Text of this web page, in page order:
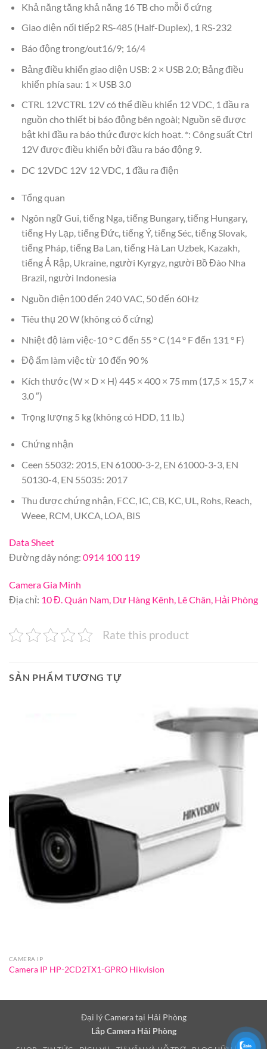
Khả năng tăng khả năng 16 TB cho mỗi ổ cứng
Giao diện nối tiếp2 RS-485 (Half-Duplex), 1 RS-232
Báo động trong/out16/9; 16/4
Bảng điều khiển giao diện USB: 2 × USB 2.0; Bảng điều
khiển phía sau: 1 × USB 3.0
CTRL 12VCTRL 12V có thể điều khiển 12 VDC, 1 đầu ra
nguồn cho thiết bị báo động bên ngoài; Nguồn sẽ được
bật khi đầu ra báo thức được kích hoạt. *: Công suất Ctrl
12V được điều khiển bởi đầu ra báo động 9.
DC 12VDC 12V 12 VDC, 1 đầu ra điện
Tổng quan
Ngôn ngữ Gui, tiếng Nga, tiếng Bungary, tiếng Hungary,
tiếng Hy Lạp, tiếng Đức, tiếng Ý, tiếng Séc, tiếng Slovak,
tiếng Pháp, tiếng Ba Lan, tiếng Hà Lan Uzbek, Kazakh,
tiếng Ả Rập, Ukraine, người Kyrgyz, người Bồ Đào Nha
Brazil, người Indonesia
Nguồn điện100 đến 240 VAC, 50 đến 60Hz
Tiêu thụ 20 W (không có ổ cứng)
Nhiệt độ làm việc-10 ° C đến 55 ° C (14 ° F đến 131 ° F)
Độ ẩm làm việc từ 10 đến 90 %
Kích thước (W × D × H) 445 × 400 × 75 mm (17,5 × 15,7 ×
3.0 ″)
Trọng lượng 5 kg (không có HDD, 11 lb.)
Chứng nhận
Ceen 55032: 2015, EN 61000-3-2, EN 61000-3-3, EN
50130-4, EN 55035: 2017
Thu được chứng nhận, FCC, IC, CB, KC, UL, Rohs, Reach,
Weee, RCM, UKCA, LOA, BIS
Data Sheet
Đường dây nóng: 0914 100 119
Camera Gia Minh
Địa chỉ: 10 Đ. Quán Nam, Dư Hàng Kênh, Lê Chân, Hải Phòng
Rate this product
SẢN PHẨM TƯƠNG TỰ
CAMERA IP
Camera IP HP-2CD2TX1-GPRO Hikvision
Đại lý Camera tại Hải Phòng
Lắp Camera Hải Phòng